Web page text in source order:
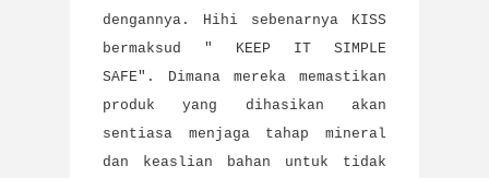
dengannya. Hihi sebenarnya KISS
bermaksud " KEEP IT SIMPLE
SAFE". Dimana mereka memastikan
produk yang dihasikan akan
sentiasa menjaga tahap mineral
dan keaslian bahan untuk tidak